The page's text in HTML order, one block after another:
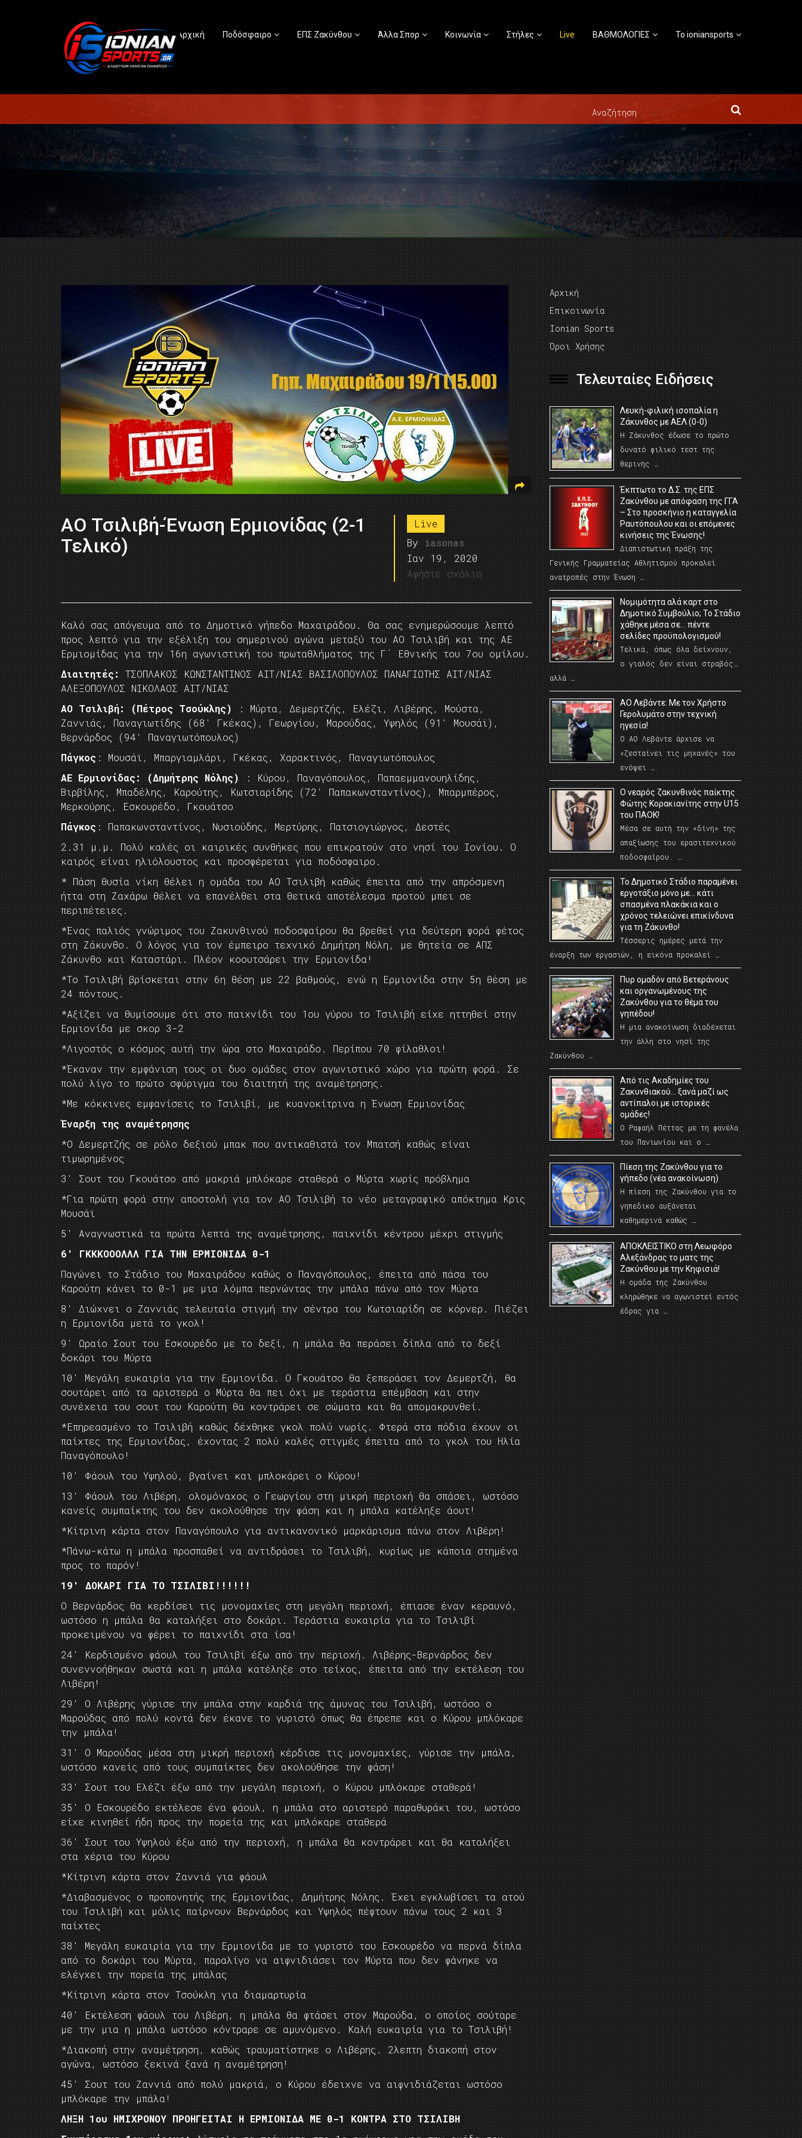
Αρχική Ποδόσφαιρο ΕΠΣ Ζακύνθου Άλλα Σπορ Κοινωνία Στήλες Live ΒΑΘΜΟΛΟΓΙΕΣ Το ioniansports
ΑΟ Τσιλιβή-Ένωση Ερμιονίδας (2-1
Τελικό)
Live
By iasonas
Ιαν 19, 2020
Αφήστε σχόλιο
Καλό σας απόγευμα από το Δημοτικό γήπεδο Μαχαιράδου. Θα σας ενημερώσουμε λεπτό
προς λεπτό για την εξέλιξη του σημερινού αγώνα μεταξύ του ΑΟ Τσιλιβή και της ΑΕ
Ερμιομίδας για την 16η αγωνιστική του πρωταθλήματος της Γ΄ Εθνικής του 7ου ομίλου.
Διαιτητές:
ΤΣΟΠΛΑΚΟΣ ΚΩΝΣΤΑΝΤΙΝΟΣ ΑΙΤ/ΝΙΑΣ ΒΑΣΙΛΟΠΟΥΛΟΣ ΠΑΝΑΓΙΩΤΗΣ ΑΙΤ/ΝΙΑΣ
ΑΛΕΞΟΠΟΥΛΟΣ ΝΙΚΟΛΑΟΣ ΑΙΤ/ΝΙΑΣ
AO Τσιλιβή: (Πέτρος Τσούκλης) : Μύρτα, Δεμερτζής, Ελέζι, Λιβέρης, Μούστα,
Ζαννιάς, Παναγιωτίδης (68′ Γκέκας), Γεωργίου, Μαρούδας, Υψηλός (91′ Μουσάϊ),
Βερνάρδος (94′ Παναγιωτόπουλος)
Πάγκος : Μουσάϊ, Μπαργιαμλάρι, Γκέκας, Χαρακτινός, Παναγιωτόπουλος
ΑΕ Ερμιονίδας:
(Δημήτρης Νόλης) : Κύρου, Παναγόπουλος, Παπαεμμανουηλίδης,
Βιρβίλης, Μπαδέλης, Καρούτης, Κωτσιαρίδης (72′ Παπακωνσταντίνος), Μπαρμπέρος,
Μερκούρης, Εσκουρέδο, Γκουάτσο
Πάγκος : Παπακωνσταντίνος, Νυσιούδης, Μερτύρης, Πατσιογιώργος, Δεστές
2.31 μ.μ. Πολύ καλές οι καιρικές συνθήκες που επικρατούν στο νησί του Ιονίου. Ο
καιρός είναι ηλιόλουστος και προσφέρεται για ποδόσφαιρο.
* Πάση θυσία νίκη θέλει η ομάδα του ΑΟ Τσιλιβή καθώς έπειτα από την απρόσμενη
ήττα στη Ζαχάρω θέλει να επανέλθει στα θετικά αποτέλεσμα προτού μπει σε
περιπέτειες.
*Ένας παλιός γνώριμος του Ζακυνθινού ποδοσφαίρου θα βρεθεί για δεύτερη φορά φέτος
στη Ζάκυνθο. Ο λόγος για τον έμπειρο τεχνικό Δημήτρη Νόλη, με θητεία σε ΑΠΣ
Ζάκυνθο και Καταστάρι. Πλέον κοουτσάρει την Ερμιονίδα!
*Το Τσιλιβή βρίσκεται στην 6η θέση με 22 βαθμούς, ενώ η Ερμιονίδα στην 5η θέση με
24 πόντους.
*Αξίζει να θυμίσουμε ότι στο παιχνίδι του 1ου γύρου το Τσιλιβή είχε ηττηθεί στην
Ερμιονίδα με σκορ 3-2
*Λιγοστός ο κόσμος αυτή την ώρα στο Μαχαιράδο. Περίπου 70 φίλαθλοι!
*Έκαναν την εμφάνιση τους οι δυο ομάδες στον αγωνιστικό χώρο για πρώτη φορά. Σε
πολύ λίγο το πρώτο σφύριγμα του διαιτητή της αναμέτρησης.
*Με κόκκινες εμφανίσεις το Τσιλιβί, με κυανοκίτρινα η Ένωση Ερμιονίδας
Έναρξη της αναμέτρησης
*Ο Δεμερτζής σε ρόλο δεξιού μπακ που αντικαθιστά τον Μπατσή καθώς είναι
τιμωρημένος
3′ Σουτ του Γκουάτσο από μακριά μπλόκαρε σταθερά ο Μύρτα χωρίς πρόβλημα
*Για πρώτη φορά στην αποστολή για τον ΑΟ Τσιλιβή το νέο μεταγραφικό απόκτημα Κρις
Μουσάϊ
5′ Αναγνωστικά τα πρώτα λεπτά της αναμέτρησης, παιχνίδι κέντρου μέχρι στιγμής
6′ ΓΚΚΚΟΟΟΛΛΛ ΓΙΑ ΤΗΝ ΕΡΜΙΟΝΙΔΑ 0-1
Παγώνει το Στάδιο του Μαχαιράδου καθώς ο Παναγόπουλος, έπειτα από πάσα του
Καρούτη κάνει το 0-1 με μια λόμπα περνώντας την μπάλα πάνω από τον Μύρτα
8′ Διώχνει ο Ζαννιάς τελευταία στιγμή την σέντρα του Κωτσιαρίδη σε κόρνερ. Πιέζει
η Ερμιονίδα μετά το γκολ!
9′ Ωραίο Σουτ του Εσκουρέδο με το δεξί, η μπάλα θα περάσει δίπλα από το δεξί
δοκάρι του Μύρτα
10′ Μεγάλη ευκαιρία για την Ερμιονίδα. Ο Γκουάτσο θα ξεπεράσει τον Δεμερτζή, θα
σουτάρει από τα αριστερά ο Μύρτα θα πει όχι με τεράστια επέμβαση και στην
συνέχεια του σουτ του Καρούτη θα κοντράρει σε σώματα και θα απομακρυνθεί.
*Επηρεασμένο το Τσιλιβή καθώς δέχθηκε γκολ πολύ νωρίς. Φτερά στα πόδια έχουν οι
παίχτες της Ερμιονίδας, έχοντας 2 πολύ καλές στιγμές έπειτα από το γκολ του Ηλία
Παναγόπουλο!
10′ Φάουλ του Υψηλού, βγαίνει και μπλοκάρει ο Κύρου!
13′ Φάουλ του Λιβέρη, ολομόναχος ο Γεωργίου στη μικρή περιοχή θα σπάσει, ωστόσο
κανείς συμπαίκτης του δεν ακολούθησε την φάση και η μπάλα κατέληξε άουτ!
*Κίτρινη κάρτα στον Παναγόπουλο για αντικανονικό μαρκάρισμα πάνω στον Λιβέρη!
*Πάνω-κάτω η μπάλα προσπαθεί να αντιδράσει το Τσιλιβή, κυρίως με κάποια στημένα
προς το παρόν!
19′ ΔΟΚΑΡΙ ΓΙΑ ΤΟ ΤΣΙΛΙΒΙ!!!!!!
Ο Βερνάρδος θα κερδίσει τις μονομαχίες στη μεγάλη περιοχή, έπιασε έναν κεραυνό,
ωστόσο η μπάλα θα καταλήξει στο δοκάρι. Τεράστια ευκαιρία για το Τσιλιβί
προκειμένου να φέρει το παιχνίδι στα ίσα!
24′ Κερδισμένο φάουλ του Τσιλιβί έξω από την περιοχή. Λιβέρης-Βερνάρδος δεν
συνεννοήθηκαν σωστά και η μπάλα κατέληξε στο τείχος, έπειτα από την εκτέλεση του
Λιβέρη!
29′ Ο Λιβέρης γύρισε την μπάλα στην καρδιά της άμυνας του Τσιλιβή, ωστόσο ο
Μαρούδας από πολύ κοντά δεν έκανε το γυριστό όπως θα έπρεπε και ο Κύρου μπλόκαρε
την μπάλα!
31′ Ο Μαρούδας μέσα στη μικρή περιοχή κέρδισε τις μονομαχίες, γύρισε την μπάλα,
ωστόσο κανείς από τους συμπαίκτες δεν ακολούθησε την φάση!
33′ Σουτ του Ελέζι έξω από την μεγάλη περιοχή, ο Κύρου μπλόκαρε σταθερά!
35′ Ο Εσκουρέδο εκτέλεσε ένα φάουλ, η μπάλα στο αριστερό παραθυράκι του, ωστόσο
είχε κινηθεί ήδη προς την πορεία της και μπλόκαρε σταθερά
36′ Σουτ του Υψηλού έξω από την περιοχή, η μπάλα θα κοντράρει και θα καταλήξει
στα χέρια του Κύρου
*Κίτρινη κάρτα στον Ζαννιά για φάουλ
*Διαβασμένος ο προπονητής της Ερμιονίδας, Δημήτρης Νόλης. Έχει εγκλωβίσει τα ατού
του Τσιλιβή και μόλις παίρνουν Βερνάρδος και Υψηλός πέφτουν πάνω τους 2 και 3
παίχτες
38′ Μεγάλη ευκαιρία για την Ερμιονίδα με το γυριστό του Εσκουρέδο να περνά δίπλα
από το δοκάρι του Μύρτα, παραλίγο να αιφνιδιάσει τον Μύρτα που δεν φάνηκε να
ελέγχει την πορεία της μπάλας
*Κίτρινη κάρτα στον Τσούκλη για διαμαρτυρία
40′ Εκτέλεση φάουλ του Λιβέρη, η μπάλα θα φτάσει στον Μαρούδα, ο οποίος σούταρε
με την μια η μπάλα ωστόσο κόντραρε σε αμυνόμενο. Καλή ευκαιρία για το Τσιλιβή!
*Διακοπή στην αναμέτρηση, καθώς τραυματίστηκε ο Λιβέρης. 2λεπτη διακοπή στον
αγώνα, ωστόσο ξεκινά ξανά η αναμέτρηση!
45′ Σουτ του Ζαννιά από πολύ μακριά, ο Κύρου έδειχνε να αιφνιδιάζεται ωστόσο
μπλόκαρε την μπάλα!
ΛΗΞΗ 1ου ΗΜΙΧΡΟΝΟΥ ΠΡΟΗΓΕΙΤΑΙ Η ΕΡΜΙΟΝΙΔΑ ΜΕ 0-1 ΚΟΝΤΡΑ ΣΤΟ ΤΣΙΛΙΒΗ
Αρχική
Επικοινωνία
Ionian Sports
Όροι Χρήσης
Τελευταίες Ειδήσεις
Λευκή-φιλική ισοπαλία η
Ζάκυνθος με ΑΕΛ (0-0)
Η Ζάκυνθος έδωσε το πρώτο
δυνατό φιλικό τεστ της
θερινής …
Έκπτωτο το Δ.Σ. της ΕΠΣ
Ζακύνθου με απόφαση της ΓΓΑ
– Στο προσκήνιο η καταγγελία
Ραυτόπουλου και οι επόμενες
κινήσεις της Ένωσης!
Διαπιστωτική πράξη της
Γενικής Γραμματείας Αθλητισμού προκαλεί
ανατροπές στην Ένωση …
Νομιμότητα αλά καρτ στο
Δημοτικό Συμβούλιο; Το Στάδιο
χάθηκε μέσα σε… πέντε
σελίδες προϋπολογισμού!
Τελικά, όπως όλα δείχνουν,
ο γιαλός δεν είναι στραβός…
αλλά …
ΑΟ Λεβάντε: Με τον Χρήστο
Γερολυμάτο στην τεχνική
ηγεσία!
Ο ΑΟ Λεβάντε άρχισε να
«ζεσταίνει τις μηχανές» του
ενόψει …
O νεαρός ζακυνθινός παίκτης
Φώτης Κορακιανίτης στην U15
του ΠΑΟΚ!
Μέσα σε αυτή την «δίνη» της
απαξίωσης του ερασιτεχνικού
ποδοσφαίρου. …
Το Δημοτικό Στάδιο παραμένει
εργοτάξιο μόνο με… κάτι
σπασμένα πλακάκια και ο
χρόνος τελειώνει επικίνδυνα
για τη Ζάκυνθο!
Τέσσερις ημέρες μετά την
έναρξη των εργασιών, η εικόνα προκαλεί …
Πυρ ομαδόν από Βετεράνους
και οργανωμένους της
Ζακύνθου για το θέμα του
γηπέδου!
Η μια ανακοίνωση διαδέχεται
την άλλη στο νησί της
Ζακύνθου …
Από τις Ακαδημίες του
Ζακυνθιακού… ξανά μαζί ως
αντίπαλοι με ιστορικές
ομάδες!
Ο Ραφαήλ Πέττας με τη φανέλα
του Πανιωνίου και ο …
Πίεση της Ζακύνθου για το
γήπεδο (νέα ανακοίνωση)
Η πίεση της Ζακύνθου για το
γηπεδικο αυξάνεται
καθημερινά καθώς …
AΠΟΚΛΕΙΣΤΙΚΟ στη Λεωφόρο
Αλεξάνδρας το ματς της
Ζακύνθου με την Κηφισιά!
Η ομάδα της Ζακύνθου
κληρώθηκε να αγωνιστεί εντός
έδρας για …